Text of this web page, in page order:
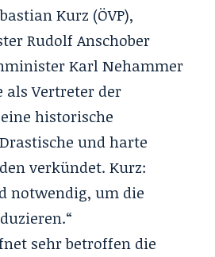
Kurz (ÖVP),
Rudolf Anschober
Karl Nehammer
als Vertreter der
historische
und harte
verkündet. Kurz:
notwendig, um die
sehr betroffen die